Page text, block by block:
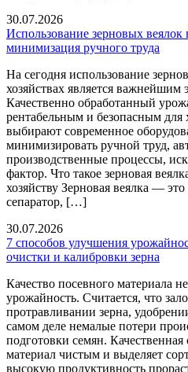
30.07.2026
Использование зерновых веялок
минимизация ручного труда
На сегодня использование
хозяйствах является важнейшим
Качественно обработанный
рентабельным и безопасным
выбирают современное
минимизировать ручной труд,
производственные процессы,
фактор. Что такое зерновая
хозяйству Зерновая веялка —
сепаратор, […]
30.07.2026
7 способов улучшения
очистки и калибровки зерна
Качество посевного материала
урожайность. Считается, что
протравливании зерна,
самом деле немалые потери
подготовки семян. Качественная
материал чистым и выделяет
высокую продуктивность